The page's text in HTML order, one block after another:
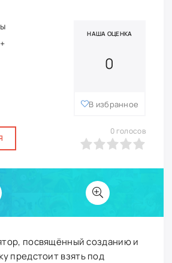
НАША ОЦЕНКА
0
В избранное
0 голосов
посвящённый созданию и
предстоит взять под